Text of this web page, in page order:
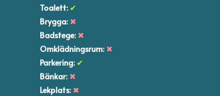
Toalett: ✔
Brygga: ✖
Badstege: ✖
Omklädningsrum: ✖
Parkering: ✔
Bänkar: ✖
Lekplats: ✖